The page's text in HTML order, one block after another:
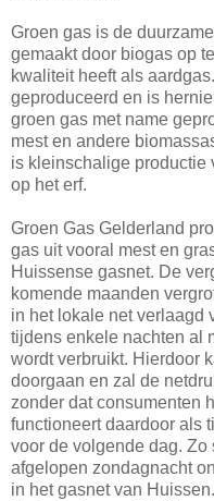
Groen gas is de
gemaakt door biogas op
kwaliteit heeft als
geproduceerd en is
groen gas met name
mest en andere
is kleinschalige productie
op het erf.
Groen Gas Gelderland
gas uit vooral mest en
Huissense gasnet. De
komende maanden
in het lokale net verlaagd
tijdens enkele nachten al
wordt verbruikt. Hierdoor
doorgaan en zal de
zonder dat consumenten
functioneert daardoor als
voor de volgende dag. Zo
afgelopen zondagnacht
in het gasnet van